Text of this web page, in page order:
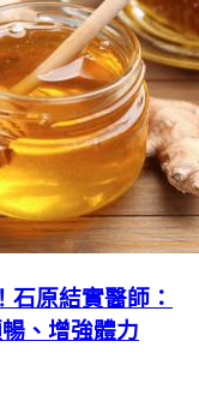
石原結實醫師：
、增強體力